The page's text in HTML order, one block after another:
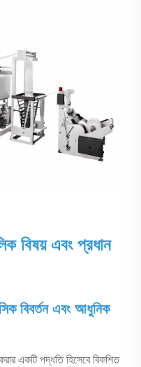
বিষয় এবং প্রধান
বিবর্তন এবং আধুনিক
একটি পদ্ধতি হিসেবে বিকশিত